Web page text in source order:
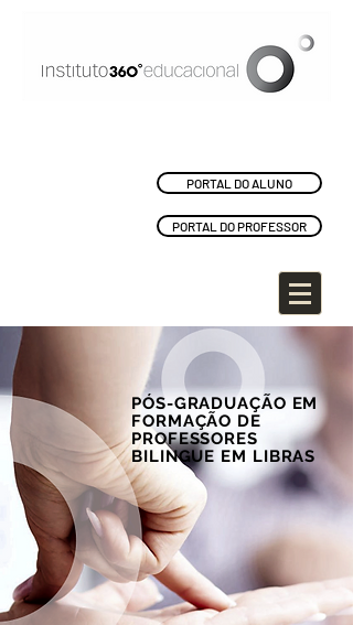
PORTAL DO ALUNO
PORTAL DO PROFESSOR
PÓS-GRADUAÇÃO EM
FORMAÇÃO DE
PROFESSORES
BILINGUE EM LIBRAS